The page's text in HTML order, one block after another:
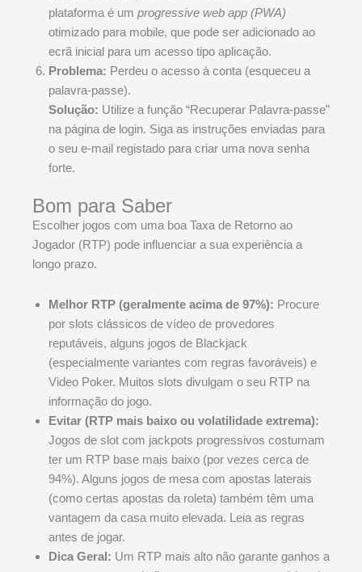
plataforma é um progressive web app (PWA)
otimizado para mobile, que pode ser adicionado ao
ecrã inicial para um acesso tipo aplicação.
Problema: Perdeu o acesso à conta (esqueceu a
palavra-passe).
Solução: Utilize a função “Recuperar Palavra-passe”
na página de login. Siga as instruções enviadas para
o seu e-mail registado para criar uma nova senha
forte.
Bom para Saber
Escolher jogos com uma boa Taxa de Retorno ao
Jogador (RTP) pode influenciar a sua experiência a
longo prazo.
Melhor RTP (geralmente acima de 97%): Procure
por slots clássicos de vídeo de provedores
reputáveis, alguns jogos de Blackjack
(especialmente variantes com regras favoráveis) e
Video Poker. Muitos slots divulgam o seu RTP na
informação do jogo.
Evitar (RTP mais baixo ou volatilidade extrema):
Jogos de slot com jackpots progressivos costumam
ter um RTP base mais baixo (por vezes cerca de
94%). Alguns jogos de mesa com apostas laterais
(como certas apostas da roleta) também têm uma
vantagem da casa muito elevada. Leia as regras
antes de jogar.
Dica Geral: Um RTP mais alto não garante ganhos a